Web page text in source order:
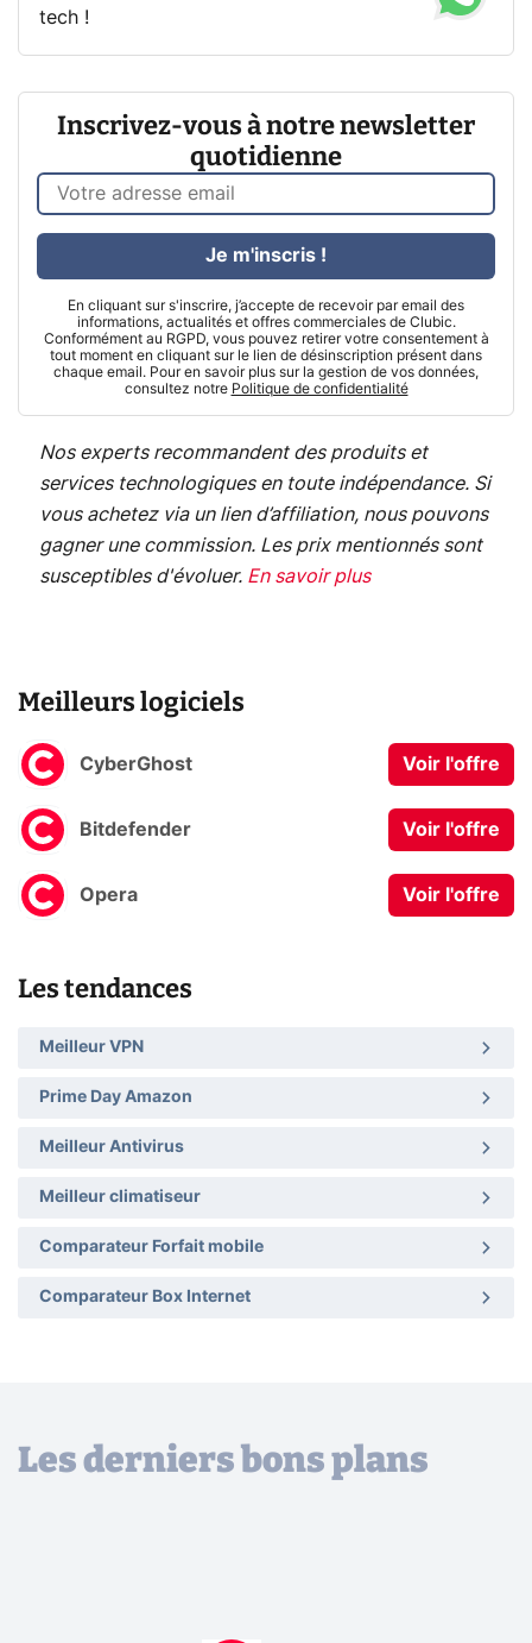
tech !
Inscrivez-vous à notre newsletter
quotidienne
En cliquant sur s'inscrire, j’accepte de recevoir par email des
informations, actualités et offres commerciales de Clubic.
Conformément au RGPD, vous pouvez retirer votre consentement à
tout moment en cliquant sur le lien de désinscription présent dans
chaque email. Pour en savoir plus sur la gestion de vos données,
consultez notre Politique de confidentialité
Je m'inscris !
Nos experts recommandent des produits et
services technologiques en toute indépendance. Si
vous achetez via un lien d’affiliation, nous pouvons
gagner une commission. Les prix mentionnés sont
susceptibles d'évoluer. En savoir plus
Meilleurs logiciels
CyberGhost Voir l'offre
Bitdefender Voir l'offre
Opera Voir l'offre
Les tendances
Meilleur VPN
Prime Day Amazon
Meilleur Antivirus
Meilleur climatiseur
Comparateur Forfait mobile
Comparateur Box Internet
Les derniers bons plans